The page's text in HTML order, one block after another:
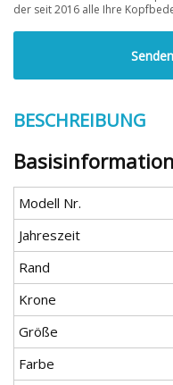
der seit 2016 alle Ihre
BESCHREIBUNG
Modell Nr.
Jahreszeit
Rand
Krone
Größe
Farbe